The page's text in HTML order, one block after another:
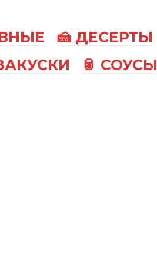
🍰 ДЕСЕРТЫ
🥫 СОУСЫ